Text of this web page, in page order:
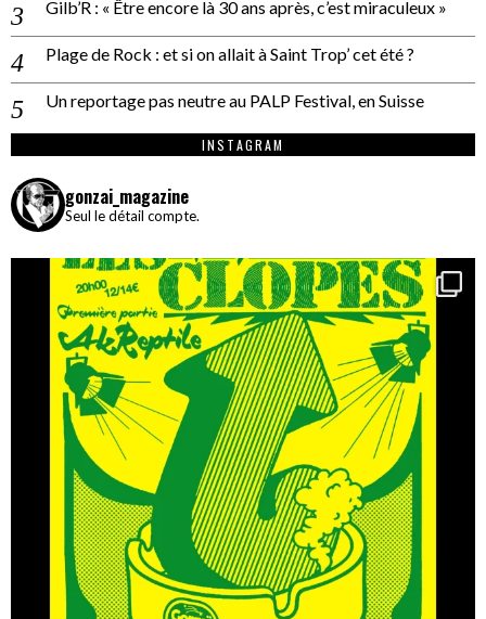
Gilb’R : « Être encore là 30 ans après, c’est miraculeux »
Plage de Rock : et si on allait à Saint Trop’ cet été ?
Un reportage pas neutre au PALP Festival, en Suisse
INSTAGRAM
gonzai_magazine
Seul le détail compte.